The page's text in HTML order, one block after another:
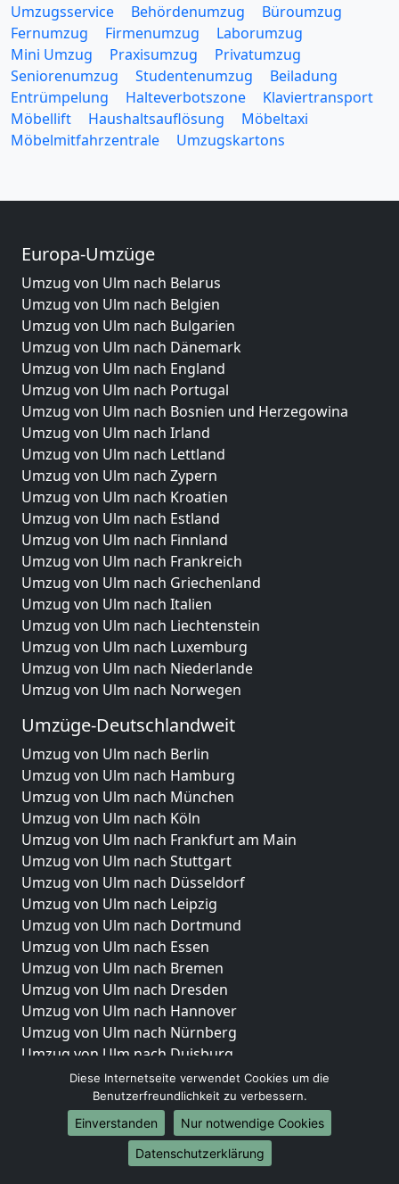
Umzugsservice Behördenumzug
Büroumzug
Fernumzug
Firmenumzug
Laborumzug
Mini Umzug
Praxisumzug
Privatumzug
Seniorenumzug
Studentenumzug
Beiladung
Entrümpelung
Halteverbotszone
Klaviertransport
Möbellift
Haushaltsauflösung
Möbeltaxi
Möbelmitfahrzentrale
Umzugskartons
Europa-Umzüge
Umzug von Ulm nach Belarus
Umzug von Ulm nach Belgien
Umzug von Ulm nach Bulgarien
Umzug von Ulm nach Dänemark
Umzug von Ulm nach England
Umzug von Ulm nach Portugal
Umzug von Ulm nach Bosnien und Herzegowina
Umzug von Ulm nach Irland
Umzug von Ulm nach Lettland
Umzug von Ulm nach Zypern
Umzug von Ulm nach Kroatien
Umzug von Ulm nach Estland
Umzug von Ulm nach Finnland
Umzug von Ulm nach Frankreich
Umzug von Ulm nach Griechenland
Umzug von Ulm nach Italien
Umzug von Ulm nach Liechtenstein
Umzug von Ulm nach Luxemburg
Umzug von Ulm nach Niederlande
Umzug von Ulm nach Norwegen
Umzüge-Deutschlandweit
Umzug von Ulm nach Berlin
Umzug von Ulm nach Hamburg
Umzug von Ulm nach München
Umzug von Ulm nach Köln
Umzug von Ulm nach Frankfurt am Main
Umzug von Ulm nach Stuttgart
Umzug von Ulm nach Düsseldorf
Umzug von Ulm nach Leipzig
Umzug von Ulm nach Dortmund
Umzug von Ulm nach Essen
Umzug von Ulm nach Bremen
Umzug von Ulm nach Dresden
Umzug von Ulm nach Hannover
Umzug von Ulm nach Nürnberg
Umzug von Ulm nach Duisburg
Umzug von Ulm nach Bochum
Umzug von Ulm nach Wuppertal
Umzug von Ulm nach Bielefeld
Umzug von Ulm nach Bonn
Umzug von Ulm nach Münster
Diese Internetseite verwendet Cookies um die
Benutzerfreundlichkeit zu verbessern.
Einverstanden
Nur notwendige Cookies
Datenschutzerklärung